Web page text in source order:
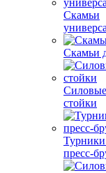
Скамьи
Скамьи
стойки
пресс-